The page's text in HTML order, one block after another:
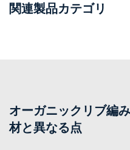
関連製品カテゴリ
オーガニックリブ編
材と異なる点